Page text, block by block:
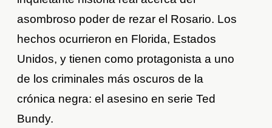
asombroso poder de rezar el Rosario. Los
hechos ocurrieron en Florida, Estados
Unidos, y tienen como protagonista a uno
de los criminales más oscuros de la
crónica negra: el asesino en serie Ted
Bundy.